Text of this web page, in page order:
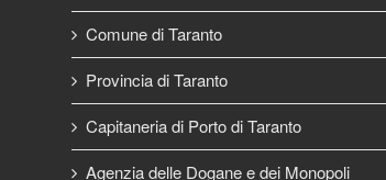
Comune di Taranto
Provincia di Taranto
Capitaneria di Porto di Taranto
Agenzia delle Dogane e dei Monopoli